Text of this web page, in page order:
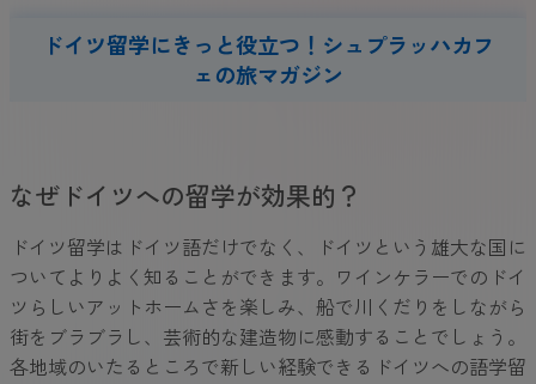
ドイツ留学にきっと役立つ！シュプラッハカフ
ェの旅マガジン
なぜドイツへの留学が効果的？
ドイツ留学はドイツ語だけでなく、ドイツという雄大な国に
ついてよりよく知ることができます。ワインケラーでのドイ
ツらしいアットホームさを楽しみ、船で川くだりをしながら
街をブラブラし、芸術的な建造物に感動することでしょう。
各地域のいたるところで新しい経験できるドイツへの語学留